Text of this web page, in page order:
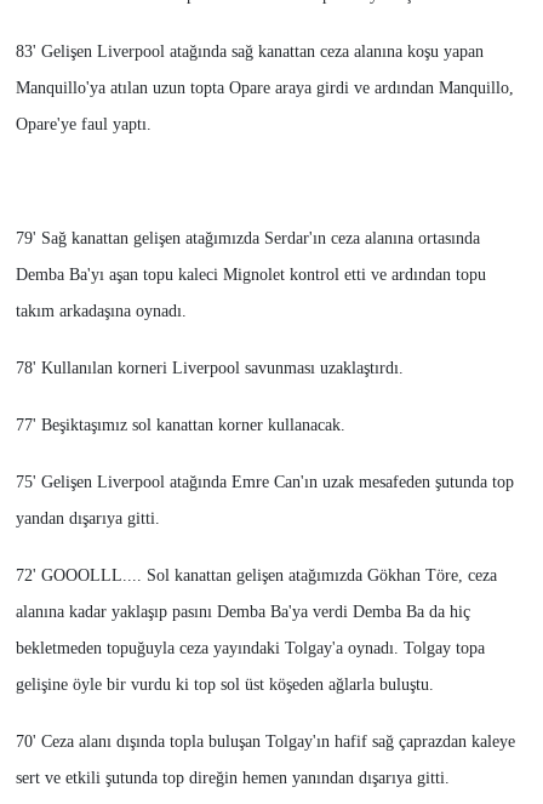
83' Gelişen Liverpool atağında sağ kanattan ceza alanına koşu yapan
Manquillo'ya atılan uzun topta Opare araya girdi ve ardından Manquillo,
Opare'ye faul yaptı.
79' Sağ kanattan gelişen atağımızda Serdar'ın ceza alanına ortasında
Demba Ba'yı aşan topu kaleci Mignolet kontrol etti ve ardından topu
takım arkadaşına oynadı.
78' Kullanılan korneri Liverpool savunması uzaklaştırdı.
77' Beşiktaşımız sol kanattan korner kullanacak.
75' Gelişen Liverpool atağında Emre Can'ın uzak mesafeden şutunda top
yandan dışarıya gitti.
72' GOOOLLL.... Sol kanattan gelişen atağımızda Gökhan Töre, ceza
alanına kadar yaklaşıp pasını Demba Ba'ya verdi Demba Ba da hiç
bekletmeden topuğuyla ceza yayındaki Tolgay'a oynadı. Tolgay topa
gelişine öyle bir vurdu ki top sol üst köşeden ağlarla buluştu.
70' Ceza alanı dışında topla buluşan Tolgay'ın hafif sağ çaprazdan kaleye
sert ve etkili şutunda top direğin hemen yanından dışarıya gitti.